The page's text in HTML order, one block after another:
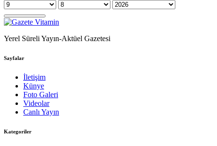
Yerel Süreli Yayın-Aktüel Gazetesi
Sayfalar
İletişim
Künye
Foto Galeri
Videolar
Canlı Yayın
Kategoriler